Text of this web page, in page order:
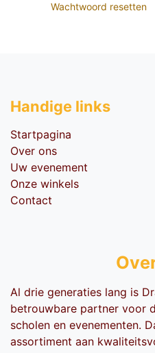
Wachtwoord resetten
Handige li​nks
Startpagina
Over ons
Uw evenement
Onze winkels
Contact
Al drie generaties lang is
betrouwbare partner voor
scholen en evenementen.
assortiment aan